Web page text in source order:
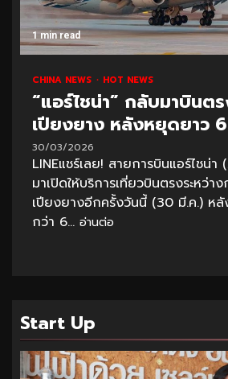
1 min read
CHINA NEWS HOT NEWS
“แอร์ไชน่า” กลับมาบินต
เปียงยาง หลังหยุดยาว
30/03/2026
LINEแชร์เลย! สายการบินแอร์ไชน่
มาเปิดให้บริการเที่ยวบินตรงระหว่
เปียงยางอีกครั้งวันนี้ (30 มี.ค.) ห
กว่า 6... อ่านต่อ
Start Up